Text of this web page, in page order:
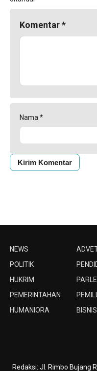
Komentar*
Nama *
NEWS
POLITIK
HUKRIM
PEMERINTAHAN
HUMANIORA
BISNIS
Redaksi: Jl. Rimbo Bujang